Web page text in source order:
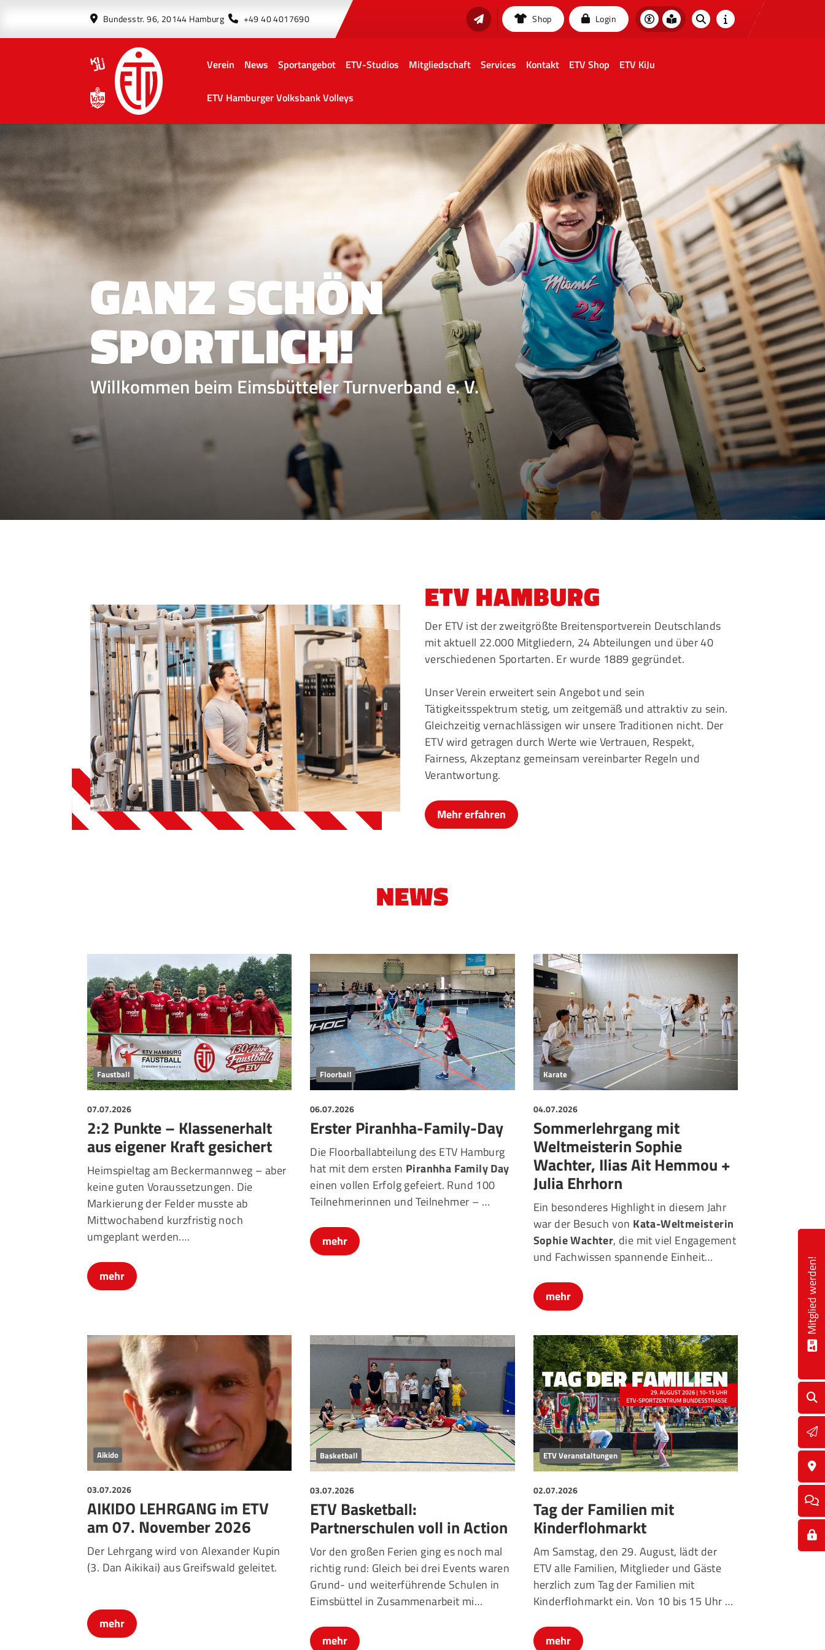
Bundesstr. 96, 20144 Hamburg +49 40 4017690 Shop Login
Verein News Sportangebot ETV-Studios Mitgliedschaft Services Kontakt ETV Shop ETV KiJu
ETV Hamburger Volksbank Volleys
GANZ SCHÖN
SPORTLICH!
Willkommen beim Eimsbütteler Turnverband e. V.
ETV HAMBURG
Der ETV ist der zweitgrößte Breitensportverein Deutschlands
mit aktuell 22.000 Mitgliedern, 24 Abteilungen und über 40
verschiedenen Sportarten. Er wurde 1889 gegründet.
Unser Verein erweitert sein Angebot und sein
Tätigkeitsspektrum stetig, um zeitgemäß und attraktiv zu sein.
Gleichzeitig vernachlässigen wir unsere Traditionen nicht. Der
ETV wird getragen durch Werte wie Vertrauen, Respekt,
Fairness, Akzeptanz gemeinsam vereinbarter Regeln und
Verantwortung.
Mehr erfahren
NEWS
Faustball
07.07.2026
2:2 Punkte – Klassenerhalt
aus eigener Kraft gesichert
Heimspieltag am Beckermannweg – aber
keine guten Voraussetzungen. Die
Markierung der Felder musste ab
Mittwochabend kurzfristig noch
umgeplant werden.…
mehr
Floorball
06.07.2026
Erster Piranhha-Family-Day
Die Floorballabteilung des ETV Hamburg
hat mit dem ersten Piranhha Family Day
einen vollen Erfolg gefeiert. Rund 100
Teilnehmerinnen und Teilnehmer – …
mehr
Karate
04.07.2026
Sommerlehrgang mit
Weltmeisterin Sophie
Wachter, Ilias Ait Hemmou +
Julia Ehrhorn
Ein besonderes Highlight in diesem Jahr
war der Besuch von Kata-Weltmeisterin
Sophie Wachter, die mit viel Engagement
und Fachwissen spannende Einheit…
mehr
Aikido
03.07.2026
AIKIDO LEHRGANG im ETV
am 07. November 2026
Der Lehrgang wird von Alexander Kupin
(3. Dan Aikikai) aus Greifswald geleitet.
mehr
Basketball
03.07.2026
ETV Basketball:
Partnerschulen voll in Action
Vor den großen Ferien ging es noch mal
richtig rund: Gleich bei drei Events waren
Grund- und weiterführende Schulen in
Eimsbüttel in Zusammenarbeit mi…
mehr
ETV Veranstaltungen
02.07.2026
Tag der Familien mit
Kinderflohmarkt
Am Samstag, den 29. August, lädt der
ETV alle Familien, Mitglieder und Gäste
herzlich zum Tag der Familien mit
Kinderflohmarkt ein. Von 10 bis 15 Uhr …
mehr
Mitglied werden!
Unser Sportangebot
Sportsuche
Ausfälle und Vertretungen
Deutsches Sportabzeichen
Alles zur Mitgliedschaft
Downloads
Termine
Fragen & Antworten
Eimsbütteler Turnverband e. V.
Bundesstr. 96
20144 Hamburg
+49 40 4017690